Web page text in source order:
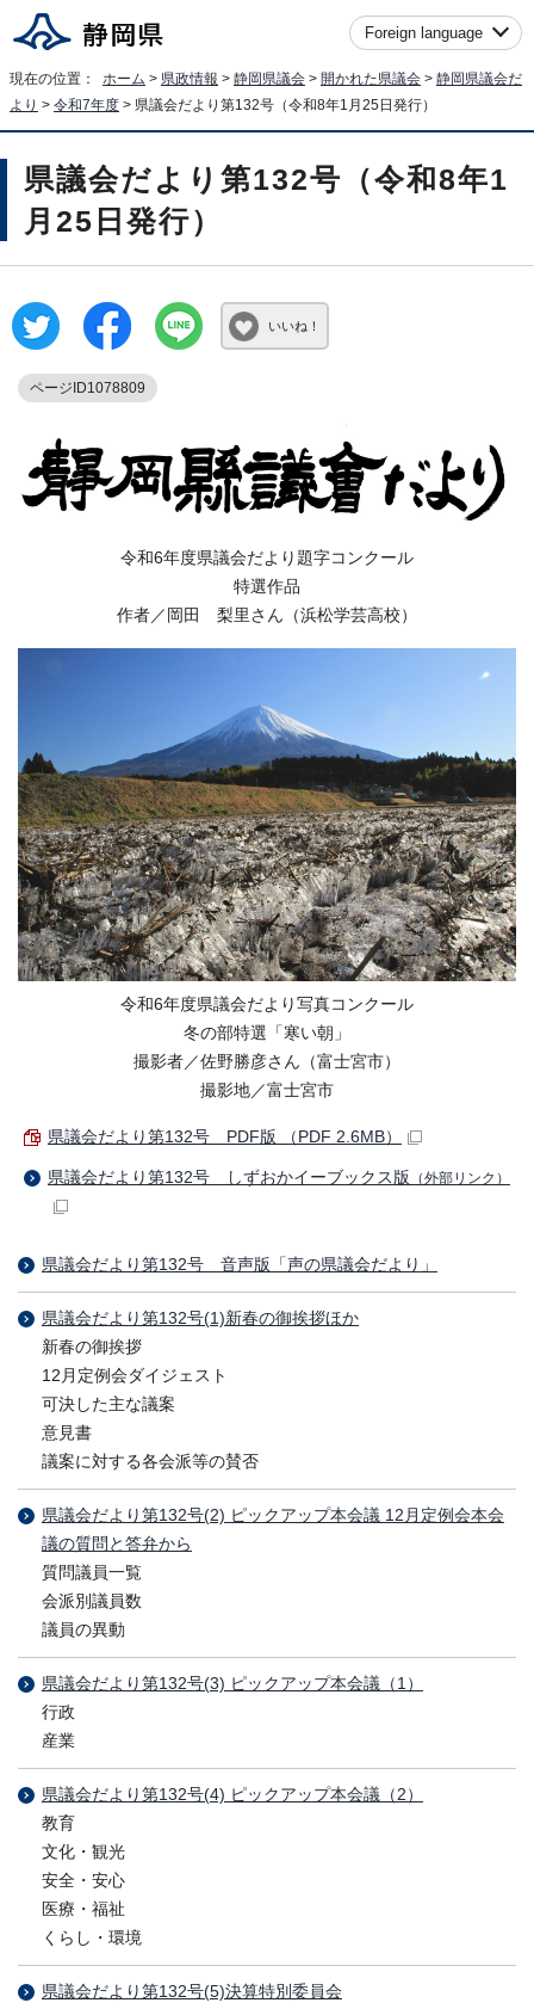
Foreign language
現在の位置： ホーム > 県政情報 > 静岡県議会 > 開かれた県議会 > 静岡県議会だ
より > 令和7年度 > 県議会だより第132号（令和8年1月25日発行）
県議会だより第132号（令和8年1
月25日発行）
いいね！
ページID1078809
令和6年度県議会だより題字コンクール
特選作品
作者／岡田 梨里さん（浜松学芸高校）
令和6年度県議会だより写真コンクール
冬の部特選「寒い朝」
撮影者／佐野勝彦さん（富士宮市）
撮影地／富士宮市
県議会だより第132号 PDF版 （PDF 2.6MB）
県議会だより第132号 しずおかイーブックス版 （外部リンク）
県議会だより第132号 音声版「声の県議会だより」
県議会だより第132号(1)新春の御挨拶ほか
新春の御挨拶
12月定例会ダイジェスト
可決した主な議案
意見書
議案に対する各会派等の賛否
県議会だより第132号(2) ピックアップ本会議 12月定例会本会
議の質問と答弁から
質問議員一覧
会派別議員数
議員の異動
県議会だより第132号(3) ピックアップ本会議（1）
行政
産業
県議会だより第132号(4) ピックアップ本会議（2）
教育
文化・観光
安全・安心
医療・福祉
くらし・環境
県議会だより第132号(5)決算特別委員会